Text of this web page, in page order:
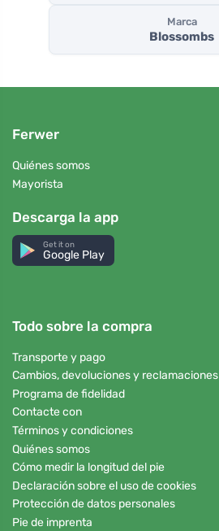
Marca
Blossombs
Ferwer
Quiénes somos
Mayorista
Descarga la app
Get it on
Google Play
Todo sobre la compra
Transporte y pago
Cambios, devoluciones y reclamaciones
Programa de fidelidad
Contacte con
Términos y condiciones
Quiénes somos
Cómo medir la longitud del pie
Declaración sobre el uso de cookies
Protección de datos personales
Pie de imprenta